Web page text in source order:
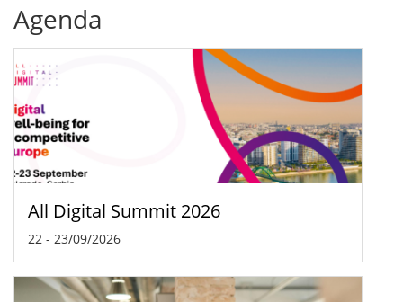
Agenda
All Digital Summit 2026
22 - 23/09/2026